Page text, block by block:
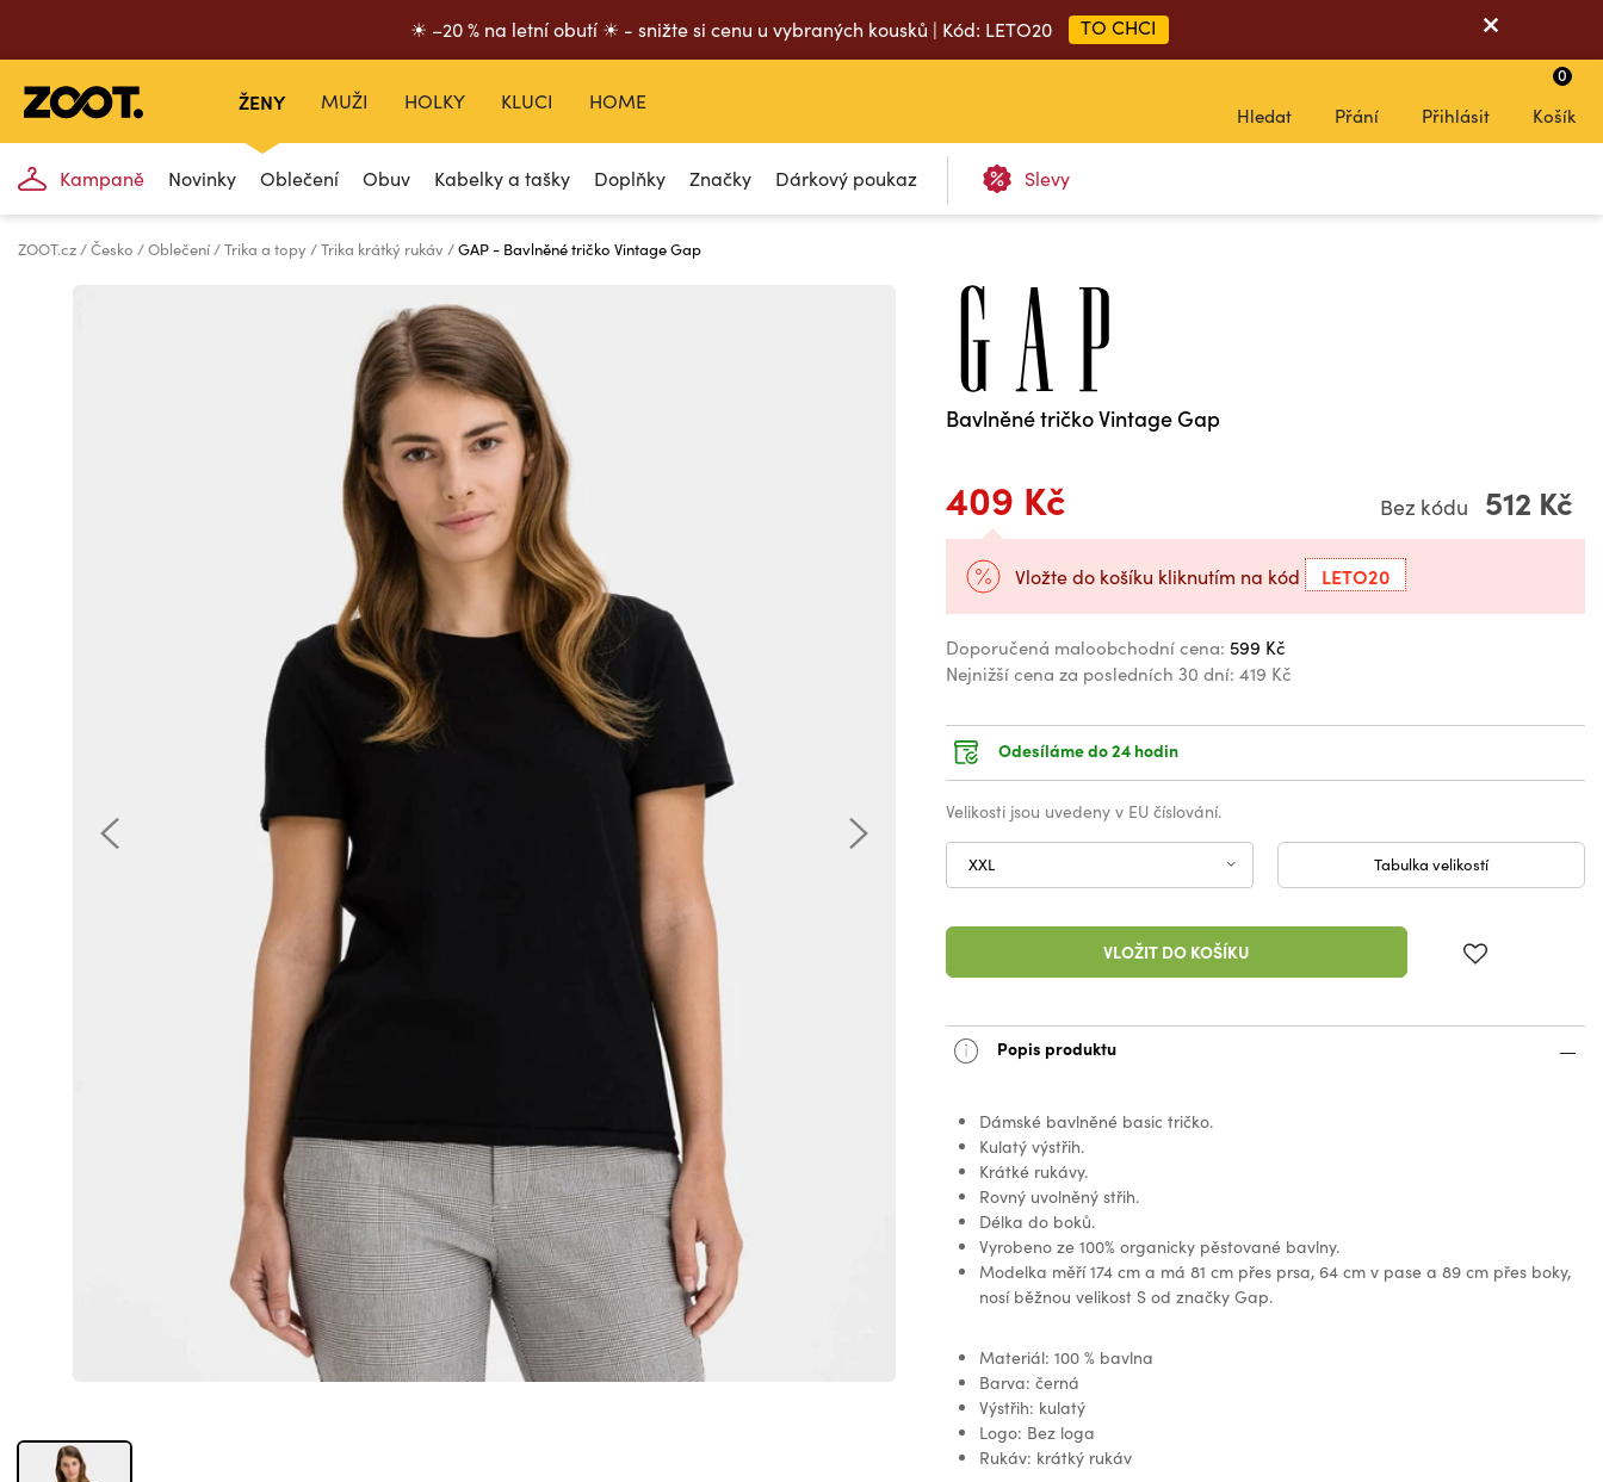
☀ –20 % na letní obutí ☀ - snižte si cenu u vybraných kousků | Kód: LETO20 TO CHCI
ŽENY
Kampaně Novinky Oblečení Obuv Kabelky a tašky Doplňky Značky Dárkový poukaz Slevy
MUŽI HOLKY KLUCI HOME
Hledat Přání Přihlásit Košík
0
ZOOT.cz Česko Oblečení Trika a topy Trika krátký rukáv GAP - Bavlněné tričko Vintage Gap
Bavlněné tričko Vintage Gap
409 Kč Bez kódu 512 Kč
Vložte do košíku kliknutím na kód LETO20
Doporučená maloobchodní cena: 599 Kč
Nejnižší cena za posledních 30 dní: 419 Kč
Odesíláme do 24 hodin
Velikosti jsou uvedeny v EU číslování.
XXL Tabulka velikostí
VLOŽIT DO KOŠÍKU
Popis produktu
Dámské bavlněné basic tričko.
Kulatý výstřih.
Krátké rukávy.
Rovný uvolněný střih.
Délka do boků.
Vyrobeno ze 100% organicky pěstované bavlny.
Modelka měří 174 cm a má 81 cm přes prsa, 64 cm v pase a 89 cm přes boky,
nosí běžnou velikost S od značky Gap.
Materiál: 100 % bavlna
Barva: černá
Výstřih: kulatý
Logo: Bez loga
Rukáv: krátký rukáv